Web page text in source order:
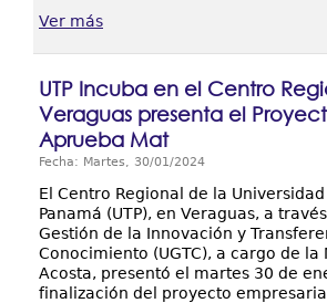
Ver más
UTP Incuba en el Centro
Veraguas presenta el
Aprueba Mat
Fecha: Martes, 30/01/2024
El Centro Regional de la
Panamá (UTP), en Veraguas, a
Gestión de la Innovación y
Conocimiento (UGTC), a cargo de la
Acosta, presentó el martes 30 de
finalización del proyecto empresaria